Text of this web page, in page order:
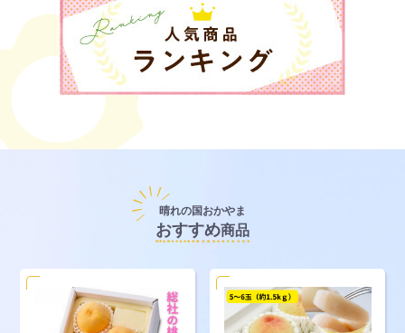
晴れの国おかやま
おすすめ商品